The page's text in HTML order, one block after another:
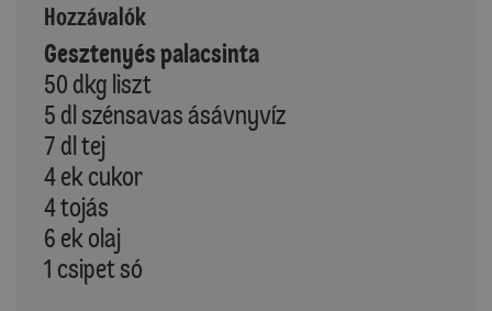
Hozzávalók
Gesztenyés palacsinta
50 dkg liszt
5 dl szénsavas ásávnyvíz
7 dl tej
4 ek cukor
4 tojás
6 ek olaj
1 csipet só